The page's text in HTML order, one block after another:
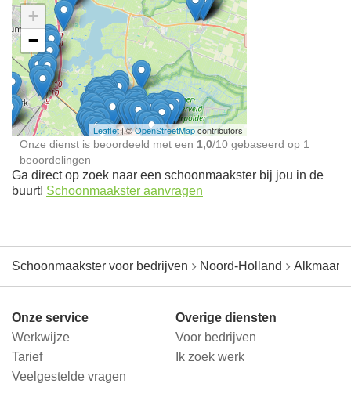
Ontdek meer ervaringen
Schoonmaakster bij
jou in de buurt
+
−
Leaflet| ©OpenStreetMapcontributors
Onze dienst is beoordeeld met een 1,0/10 gebaseerd op 1
beoordelingen
Ga direct op zoek naar een schoonmaakster bij jou in de
buurt! Schoonmaakster aanvragen
Schoonmaakster voor bedrijven Noord-Holland Alkmaar
Onze service
Werkwijze
Tarief
Veelgestelde vragen
Overige diensten
Voor bedrijven
Ik zoek werk